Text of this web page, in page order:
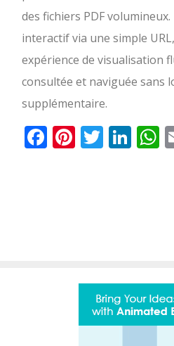
des fichiers PDF
interactif via une simple
expérience de visualisation
consultée et naviguée sans
supplémentaire.
Facebook
Pinterest